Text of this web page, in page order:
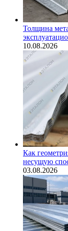
Толщина
10.08.2026
Как
несущую
03.08.2026